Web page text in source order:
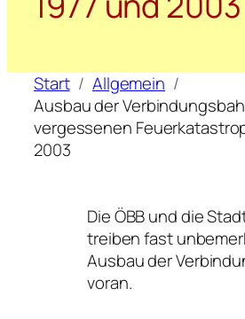
Start
Allgemein
Ausbau der
vergessenen
2003
Die ÖBB und die
treiben fast
Ausbau der
voran.